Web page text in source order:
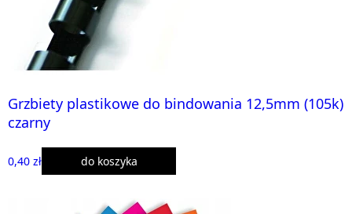
Grzbiety plastikowe do bindowania 12,5mm (105k)
czarny
0,40 zł do koszyka